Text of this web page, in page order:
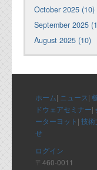
October 2025 (10)
September 2025
August 2025 (10)
ホーム| ニュース|
ドウェアセミナー|
ーターヨット | 技術
せ
ログイン
〒460-0011